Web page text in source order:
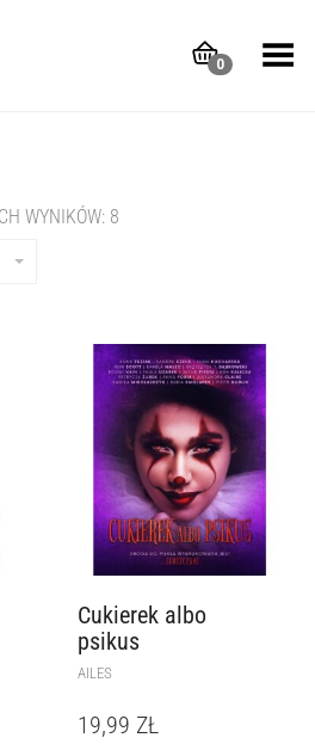
0
Toggle Menu
WYNIKÓW: 8
Cukierek albo
psikus
AILES
19,99 ZŁ